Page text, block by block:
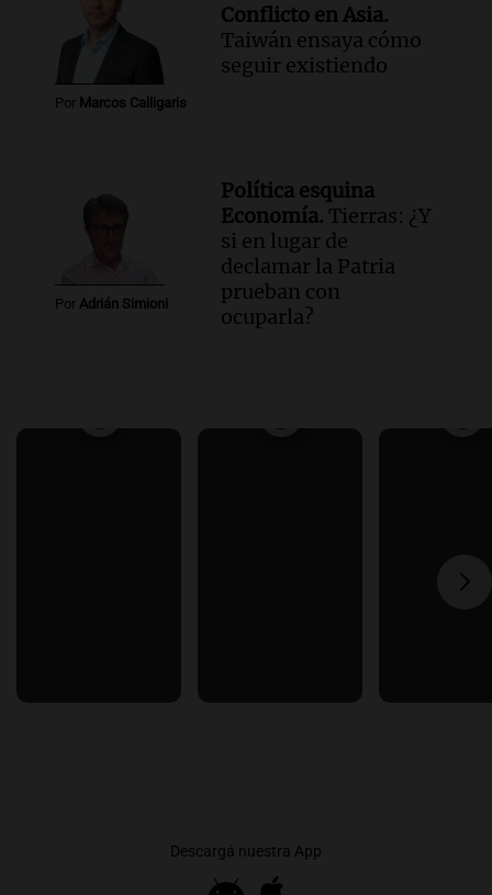
Por Marcos Calligaris
Conflicto en Asia.
Taiwán ensaya cómo
seguir existiendo
Por Adrián Simioni
Política esquina
Economía. Tierras: ¿Y
si en lugar de
declamar la Patria
prueban con
ocuparla?
Descargá nuestra App